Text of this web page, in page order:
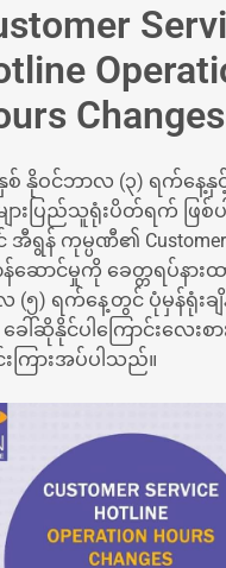
Changes
နှစ် နိုဝင်ဘာလ (၃) ရက်နေ့နှ
းပြည်သူရုံးပိတ်ရက် ဖြစ်ပ
ရွန် ကုမ္ပဏီ၏ Customer
န်ဆောင်မှုကို ခေတ္တရပ်နားထ
(၅) ရက်နေ့တွင် ပုံမှန်ရုံးခ
ေါ်ဆိုနိုင်ပါကြောင်းလေးစ
ကြားအပ်ပါသည်။